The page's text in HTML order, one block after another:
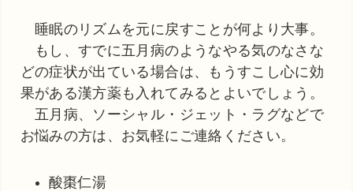
睡眠のリズムを元に戻すことが何より大事。
もし、すでに五月病のようなやる気のなさな
どの症状が出ている場合は、もうすこし心に効
果がある漢方薬も入れてみるとよいでしょう。
五月病、ソーシャル・ジェット・ラグなどで
お悩みの方は、お気軽にご連絡ください。
酸棗仁湯